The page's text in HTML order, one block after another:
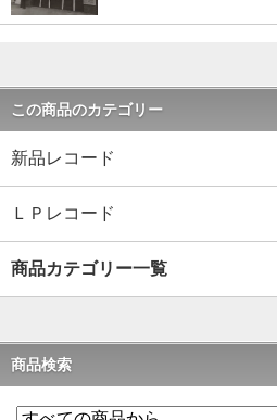
この商品のカテゴリー
新品レコード
ＬＰレコード
商品カテゴリー一覧
商品検索